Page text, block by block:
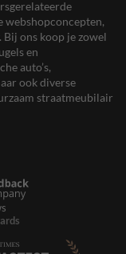
webshopconcepten,
ons koop je zowel
en
auto’s,
ook diverse
straatmeubilair